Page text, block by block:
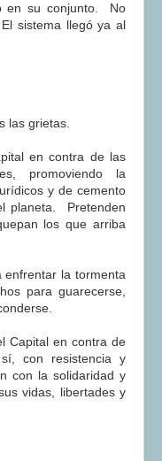
en su conjunto. No
sistema llegó ya al
las grietas.
en contra de las
promoviendo la
y de cemento
planeta. Pretenden
los que arriba
la tormenta
para guarecerse,
Capital en contra de
con resistencia y
con la solidaridad y
vidas, libertades y